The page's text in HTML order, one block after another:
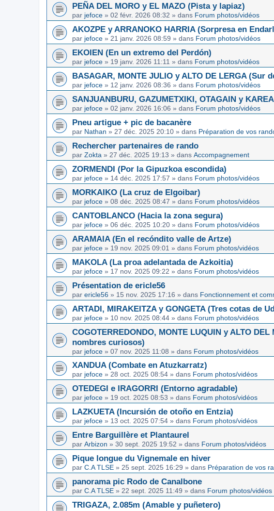
PEÑA DEL MORO y EL MAZO (Pista y lapiaz)
par jefoce » 02 févr. 2026 08:32 » dans Forum photos/vidéos
AKOZPE y ARRANOKO HARRIA (Sorpresa en
par jefoce » 21 janv. 2026 08:59 » dans Forum photos/vidéos
EKOIEN (En un extremo del Perdón)
par jefoce » 19 janv. 2026 11:11 » dans Forum photos/vidéos
BASAGAR, MONTE JULIO y ALTO DE LERGA (Sur
par jefoce » 12 janv. 2026 08:36 » dans Forum photos/vidéos
SANJUANBURU, GAZUMETXIKI, OTAGAIN y
par jefoce » 02 janv. 2026 16:06 » dans Forum photos/vidéos
Pneu artigue + pic de bacanère
par Nathan » 27 déc. 2025 20:10 » dans Préparation de vos
Rechercher partenaires de rando
par Zokta » 27 déc. 2025 19:13 » dans Accompagnement
ZORMENDI (Por la Gipuzkoa escondida)
par jefoce » 14 déc. 2025 17:57 » dans Forum photos/vidéos
MORKAIKO (La cruz de Elgoibar)
par jefoce » 08 déc. 2025 08:47 » dans Forum photos/vidéos
CANTOBLANCO (Hacia la zona segura)
par jefoce » 06 déc. 2025 10:20 » dans Forum photos/vidéos
ARAMAIA (En el recóndito valle de Artze)
par jefoce » 19 nov. 2025 09:01 » dans Forum photos/vidéos
MAKOLA (La proa adelantada de Azkoitia)
par jefoce » 17 nov. 2025 09:22 » dans Forum photos/vidéos
Présentation de ericle56
par ericle56 » 15 nov. 2025 17:16 » dans Fonctionnement et
ARTADI, MIRAKEITZA y GONGETA (Tres cotas de
par jefoce » 10 nov. 2025 08:44 » dans Forum photos/vidéos
COGOTERREDONDO, MONTE LUQUIN y ALTO
nombres curiosos)
par jefoce » 07 nov. 2025 11:08 » dans Forum photos/vidéos
XANDUA (Combate en Atuzkarratz)
par jefoce » 28 oct. 2025 08:54 » dans Forum photos/vidéos
OTEDEGI e IRAGORRI (Entorno agradable)
par jefoce » 19 oct. 2025 08:53 » dans Forum photos/vidéos
LAZKUETA (Incursión de otoño en Entzia)
par jefoce » 13 oct. 2025 07:54 » dans Forum photos/vidéos
Entre Barguillère et Plantaurel
par Arbizon » 30 sept. 2025 19:52 » dans Forum photos/vidéos
Pique longue du Vignemale en hiver
par C.A TLSE » 25 sept. 2025 16:29 » dans Préparation de vos
panorama pic Rodo de Canalbone
par C.A TLSE » 22 sept. 2025 11:49 » dans Forum photos/vidéos
TRIGAZA, 2.085m (Amable y puñetero)